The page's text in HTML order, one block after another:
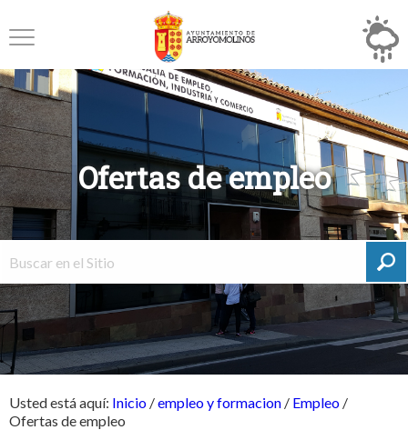
Ofertas de empleo
Usted está aquí: Inicio /empleo y formacion / Empleo /
Ofertas de empleo